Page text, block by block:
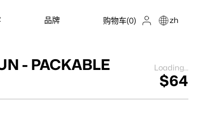
品牌 购物车(0) zh
- PACKABLE
Loading...
$64